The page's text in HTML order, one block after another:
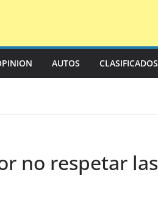
AUTOS CLASIFICADOS
no respetar las